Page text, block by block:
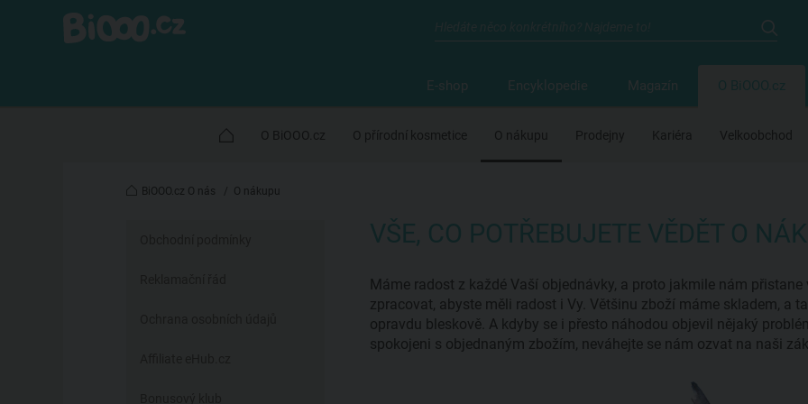
E-shop Encyklopedie Magazín O BiOOO.cz
O BiOOO.cz O přírodní kosmetice O nákupu Prodejny Kariéra Velkoobchod
BiOOO.cz O nás / O nákupu
VŠE, CO POTŘEBUJETE VĚDĚT O
Máme radost z každé Vaší objednávky, a proto jakmile nám
zpracovat, abyste měli radost i Vy. Většinu zboží máme skladem, a
opravdu bleskově. A kdyby se i přesto náhodou objevil nějaký
spokojeni s objednaným zbožím, neváhejte se nám ozvat na naši